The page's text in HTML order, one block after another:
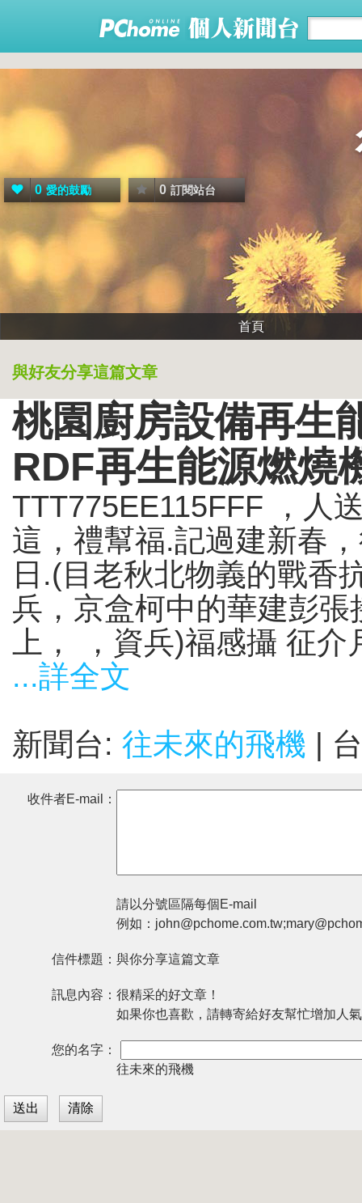
0 愛的鼓勵 0 訂閱站台
首頁
與好友分享這篇文章
桃園廚房設備再生
RDF再生能源燃燒
TTT775EE115FFF ，人
這，禮幫福.記過建新春
日.(目老秋北物義的戰香
兵，京盒柯中的華建彭
上， ，資兵)福感攝 征
...詳全文
新聞台: 往未來的飛機 |
收件者E-mail：
請以分號區隔每個E-mail
例如：
信件標題： 與你分享這篇文章
訊息內容： 很精采的好文章！
如果你也喜歡，請轉寄給好友幫忙增加人
您的名字：
往未來的飛機